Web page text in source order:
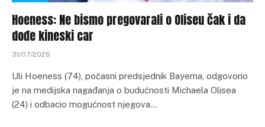
Hoeness: Ne bismo pregovarali o Oliseu čak i da
dođe kineski car
31/07/2026
Uli Hoeness (74), počasni predsjednik Bayerna, odgovorio
je na medijska nagađanja o budućnosti Michaela Olisea
(24) i odbacio mogućnost njegova…